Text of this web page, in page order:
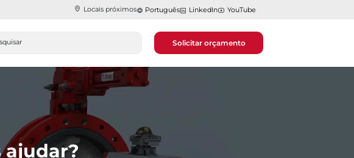
Locais próximos Português LinkedIn YouTube
Solicitar orçamento
ajudar?